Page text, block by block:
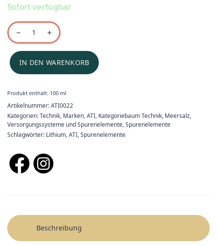
Sofort verfügbar
IN DEN WARENKORB
Produkt enthält: 100 ml
Artikelnummer:ATI0022
Kategorien:Technik, Marken,ATI, Kategoriebaum Technik, Meersalz,
Versorgungssysteme und Spurenelemente,Spurenelemente
Schlagwörter: Lithium,ATI,Spurenelemente
Beschreibung